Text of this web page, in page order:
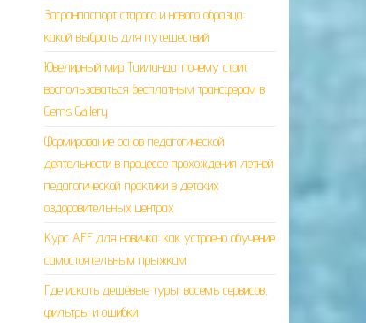
Загранпаспорт старого и нового образца:
какой выбрать для путешествий
Ювелирный мир Таиланда: почему стоит
воспользоваться бесплатным трансфером в
Gems Gallery
Формирование основ педагогической
деятельности в процессе прохождения летней
педагогической практики в детских
оздоровительных центрах
Курс AFF для новичка: как устроено обучение
самостоятельным прыжкам
Где искать дешёвые туры: восемь сервисов,
фильтры и ошибки